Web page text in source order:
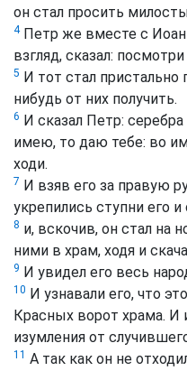
он стал просить
4Петр же вместе с
взгляд, сказал: посмотри
5 И тот стал пристально
нибудь от них получить.
6 И сказал Петр:
имею, то даю тебе: во
ходи.
7 И взяв его за правую
укрепились ступни его
8 и, вскочив, он стал на
ними в храм, ходя и
9 И увидел его весь
10 И узнавали его, что
Красных ворот храма. И
изумления от
11 А так как он не